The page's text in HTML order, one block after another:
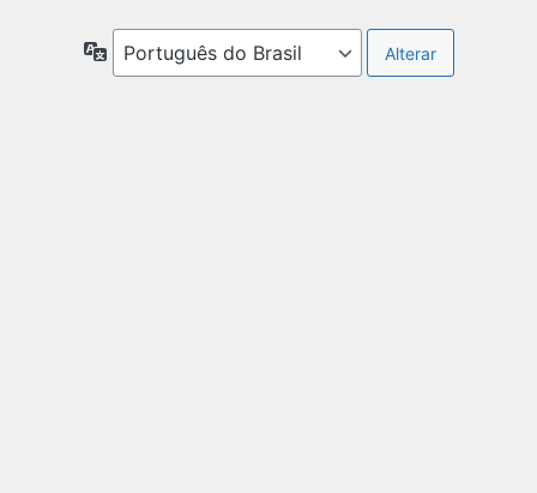
Idioma